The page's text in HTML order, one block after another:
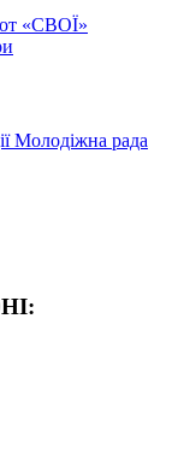
«СВОЇ»
Молодіжна рада